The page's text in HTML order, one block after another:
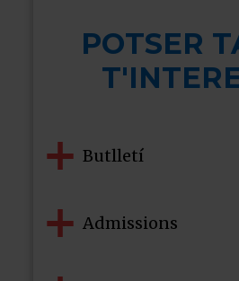
POTSER
Butlletí
Admissions